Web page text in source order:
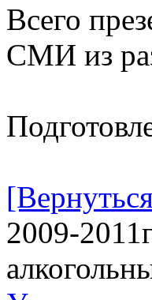
Всего
СМИ из
2009-